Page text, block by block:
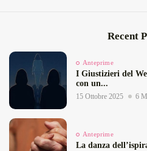
Recent
Anteprime
I Giustizieri del
con un...
15 Ottobre 2025 6
Anteprime
La danza